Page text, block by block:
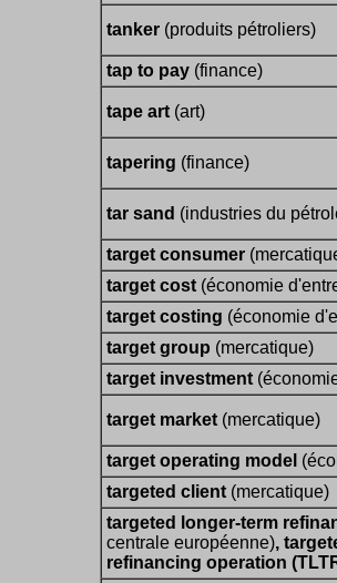
tanker (produits pétroliers)
tap to pay (finance)
tape art (art)
tapering (finance)
tar sand (industries du
target consumer
target cost (économie
target costing (économie
target group (mercatique)
target investment
target market (mercatique)
target operating model
targeted client (mercatique)
targeted longer-term
centrale européenne),
refinancing operation